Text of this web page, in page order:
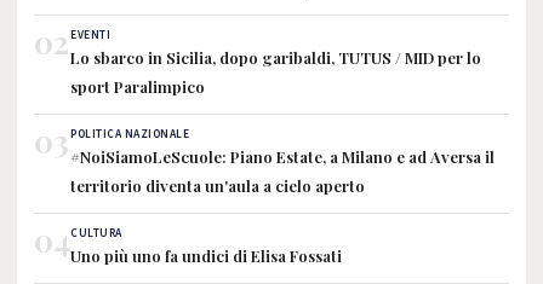
02EVENTI
Lo sbarco in Sicilia, dopo garibaldi, TUTUS / MID per lo
sport Paralimpico
03POLITICA NAZIONALE
#NoiSiamoLeScuole: Piano Estate, a Milano e ad Aversa il
territorio diventa un'aula a cielo aperto
04CULTURA
Uno più uno fa undici di Elisa Fossati